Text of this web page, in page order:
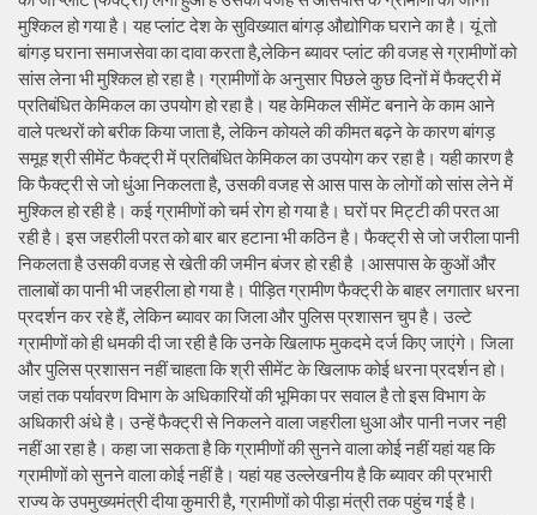
मुश्किल हो गया है। यह प्लांट देश के सुविख्यात बांगड़ औद्योगिक घराने का है। यूं तो
बांगड़ घराना समाजसेवा का दावा करता है,लेकिन ब्यावर प्लांट की वजह से ग्रामीणों को
सांस लेना भी मुश्किल हो रहा है। ग्रामीणों के अनुसार पिछले कुछ दिनों में फैक्ट्री में
प्रतिबंधित केमिकल का उपयोग हो रहा है। यह केमिकल सीमेंट बनाने के काम आने
वाले पत्थरों को बरीक किया जाता है, लेकिन कोयले की कीमत बढ़ने के कारण बांगड़
समूह श्री सीमेंट फैक्ट्री में प्रतिबंधित केमिकल का उपयोग कर रहा है। यही कारण है
कि फैक्ट्री से जो धुंआ निकलता है, उसकी वजह से आस पास के लोगों को सांस लेने में
मुश्किल हो रही है। कई ग्रामीणों को चर्म रोग हो गया है। घरों पर मिट्टी की परत आ
रही है। इस जहरीली परत को बार बार हटाना भी कठिन है। फैक्ट्री से जो जरीला पानी
निकलता है उसकी वजह से खेती की जमीन बंजर हो रही है ।आसपास के कुओं और
तालाबों का पानी भी जहरीला हो गया है। पीड़ित ग्रामीण फैक्ट्री के बाहर लगातार धरना
प्रदर्शन कर रहे हैं, लेकिन ब्यावर का जिला और पुलिस प्रशासन चुप है। उल्टे
ग्रामीणों को ही धमकी दी जा रही है कि उनके खिलाफ मुकदमे दर्ज किए जाएंगे। जिला
और पुलिस प्रशासन नहीं चाहता कि श्री सीमेंट के खिलाफ कोई धरना प्रदर्शन हो।
जहां तक पर्यावरण विभाग के अधिकारियों की भूमिका पर सवाल है तो इस विभाग के
अधिकारी अंधे है। उन्हें फैक्ट्री से निकलने वाला जहरीला धुआ और पानी नजर नही
नहीं आ रहा है। कहा जा सकता है कि ग्रामीणों की सुनने वाला कोई नहीं यहां यह कि
ग्रामीणों को सुनने वाला कोई नहीं है। यहां यह उल्लेखनीय है कि ब्यावर की प्रभारी
राज्य के उपमुख्यमंत्री दीया कुमारी है, ग्रामीणों को पीड़ा मंत्री तक पहुंच गई है।